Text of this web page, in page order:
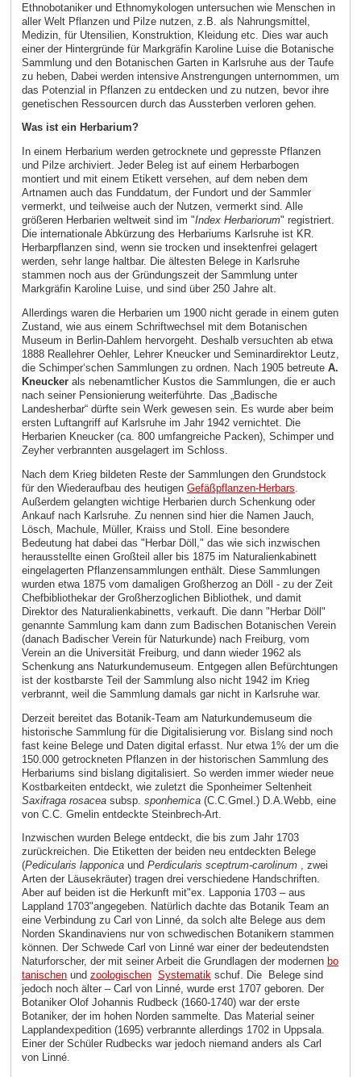
Ethnobotaniker und Ethnomykologen untersuchen wie Menschen in
aller Welt Pflanzen und Pilze nutzen, z.B. als Nahrungsmittel,
Medizin, für Utensilien, Konstruktion, Kleidung etc. Dies war auch
einer der Hintergründe für Markgräfin Karoline Luise die Botanische
Sammlung und den Botanischen Garten in Karlsruhe aus der Taufe
zu heben, Dabei werden intensive Anstrengungen unternommen, um
das Potenzial in Pflanzen zu entdecken und zu nutzen, bevor ihre
genetischen Ressourcen durch das Aussterben verloren gehen.
Was ist ein Herbarium?
In einem Herbarium werden getrocknete und gepresste Pflanzen
und Pilze archiviert. Jeder Beleg ist auf einem Herbarbogen
montiert und mit einem Etikett versehen, auf dem neben dem
Artnamen auch das Funddatum, der Fundort und der Sammler
vermerkt, und teilweise auch der Nutzen, vermerkt sind. Alle
größeren Herbarien weltweit sind im "Index Herbariorum" registriert.
Die internationale Abkürzung des Herbariums Karlsruhe ist KR.
Herbarpflanzen sind, wenn sie trocken und insektenfrei gelagert
werden, sehr lange haltbar. Die ältesten Belege in Karlsruhe
stammen noch aus der Gründungszeit der Sammlung unter
Markgräfin Karoline Luise, und sind über 250 Jahre alt.
Allerdings waren die Herbarien um 1900 nicht gerade in einem guten
Zustand, wie aus einem Schriftwechsel mit dem Botanischen
Museum in Berlin-Dahlem hervorgeht. Deshalb versuchten ab etwa
1888 Reallehrer Oehler, Lehrer Kneucker und Seminardirektor Leutz,
die Schimper‘schen Sammlungen zu ordnen. Nach 1905 betreute A.
Kneuckerals nebenamtlicher Kustos die Sammlungen, die er auch
nach seiner Pensionierung weiterführte. Das „Badische
Landesherbar“ dürfte sein Werk gewesen sein. Es wurde aber beim
ersten Luftangriff auf Karlsruhe im Jahr 1942 vernichtet. Die
Herbarien Kneucker (ca. 800 umfangreiche Packen), Schimper und
Zeyher verbrannten ausgelagert im Schloss.
Nach dem Krieg bildeten Reste der Sammlungen den Grundstock
für den Wiederaufbau des heutigen Gefäßpflanzen-Herbars
Außerdem gelangten wichtige Herbarien durch Schenkung oder
Ankauf nach Karlsruhe. Zu nennen sind hier die Namen Jauch,
Lösch, Machule, Müller, Kraiss und Stoll. Eine besondere
Bedeutung hat dabei das "Herbar Döll," das wie sich inzwischen
herausstellte einen Großteil aller bis 1875 im Naturalienkabinett
eingelagerten Pflanzensammlungen enthält. Diese Sammlungen
wurden etwa 1875 vom damaligen Großherzog an Döll - zu der Zeit
Chefbibliothekar der Großherzoglichen Bibliothek, und damit
Direktor des Naturalienkabinetts, verkauft. Die dann "Herbar Döll"
genannte Sammlung kam dann zum Badischen Botanischen Verein
(danach Badischer Verein für Naturkunde) nach Freiburg, vom
Verein an die Universität Freiburg, und dann wieder 1962 als
Schenkung ans Naturkundemuseum. Entgegen allen Befürchtungen
ist der kostbarste Teil der Sammlung also nicht 1942 im Krieg
verbrannt, weil die Sammlung damals gar nicht in Karlsruhe war.
Derzeit bereitet das Botanik-Team am Naturkundemuseum die
historische Sammlung für die Digitalisierung vor. Bislang sind noch
fast keine Belege und Daten digital erfasst. Nur etwa 1% der um die
150.000 getrockneten Pflanzen in der historischen Sammlung des
Herbariums sind bislang digitalisiert. So werden immer wieder neue
Kostbarkeiten entdeckt, wie zuletzt die Sponheimer Seltenheit
Saxifraga rosaceasubsp. sponhemica(C.C.Gmel.) D.A.Webb, eine
von C.C. Gmelin entdeckte Steinbrech-Art.
Inzwischen wurden Belege entdeckt, die bis zum Jahr 1703
zurückreichen. Die Etiketten der beiden neu entdeckten Belege
(Pedicularis lapponicaund Perdicularis sceptrum-carolinum, zwei
Arten der Läusekräuter) tragen drei verschiedene Handschriften.
Aber auf beiden ist die Herkunft mit"ex. Lapponia 1703 – aus
Lappland 1703"angegeben. Natürlich dachte das Botanik Team an
eine Verbindung zu Carl von Linné, da solch alte Belege aus dem
Norden Skandinaviens nur von schwedischen Botanikern stammen
können. Der Schwede Carl von Linné war einer der bedeutendsten
Naturforscher, der mit seiner Arbeit die Grundlagen der modernen bo
tanischenund zoologischen Systematikschuf. Die Belege sind
jedoch noch älter – Carl von Linné, wurde erst 1707 geboren. Der
Botaniker Olof Johannis Rudbeck (1660-1740) war der erste
Botaniker, der im hohen Norden sammelte. Das Material seiner
Lapplandexpedition (1695) verbrannte allerdings 1702 in Uppsala.
Einer der Schüler Rudbecks war jedoch niemand anders als Carl
von Linné.